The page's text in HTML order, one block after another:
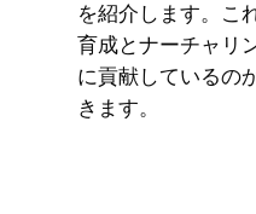
を紹介します。こ
育成とナーチャリ
に貢献しているの
きます。